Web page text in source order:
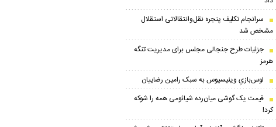
سرانجام تکلیف پنجره نقل‌وانتقالاتی استقلال
مشخص شد
جزئیات طرح جنجالی مجلس برای مدیریت تنگه
هرمز
لوس‌بازیِ وینیسیوس به سبک رامین رضاییان
قیمت یک گوشی میان‌رده شیائومی همه را شوکه
کرد!